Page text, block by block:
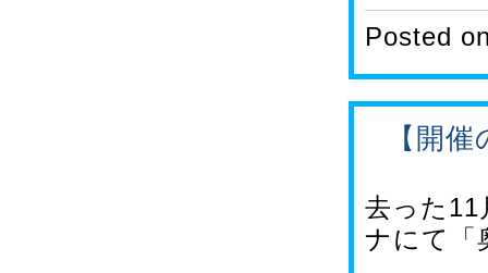
Posted
【開
去った11
ナにて「